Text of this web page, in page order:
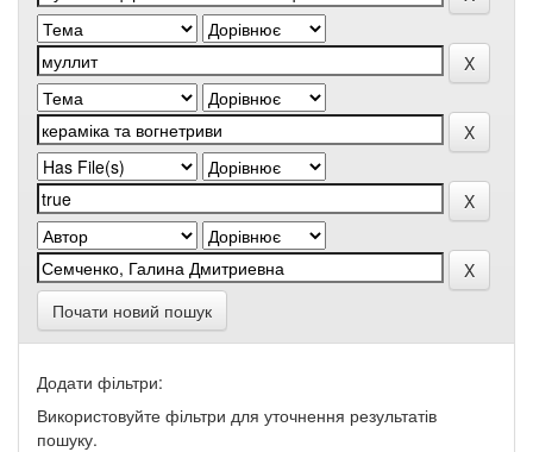
Почати новий пошук
Додати фільтри:
Використовуйте фільтри для уточнення результатів
пошуку.